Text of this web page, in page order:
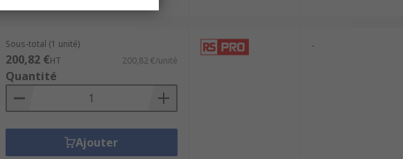
Sous-total (1 unité)
200,82 €HT 200,82 €/unité
Quantité
Ajouter
-